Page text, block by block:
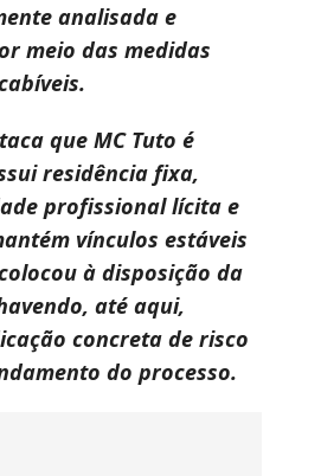
analisada e
meio das medidas
que MC Tuto é
residência fixa,
profissional lícita e
vínculos estáveis
à disposição da
até aqui,
concreta de risco
do processo.